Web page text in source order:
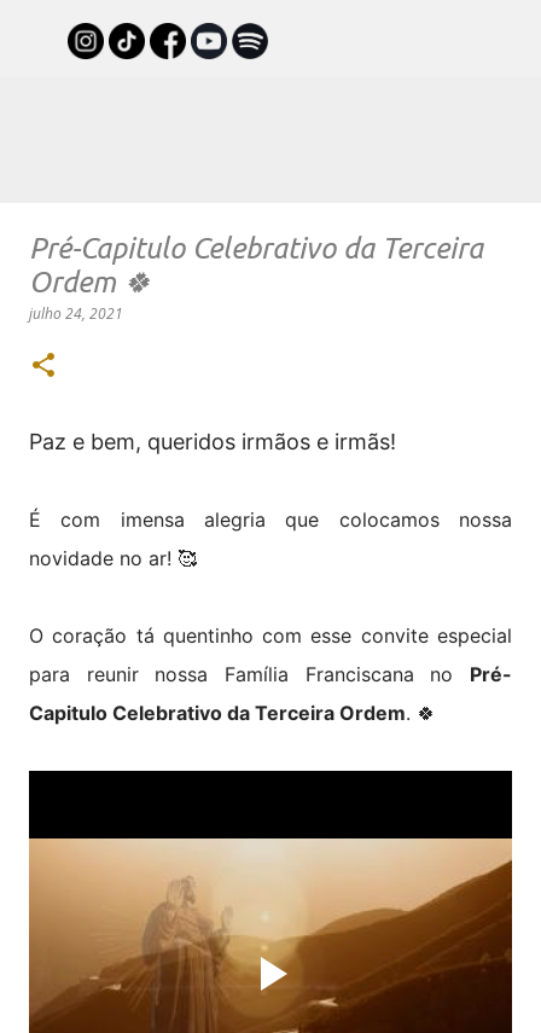
Pular para o conteúdo principal
Pré-Capitulo Celebrativo da Terceira
Ordem 🍀
julho 24, 2021
Paz e bem, queridos irmãos e irmãs!
É com imensa alegria que colocamos nossa
novidade no ar! 🥰
O coração tá quentinho com esse convite especial
para reunir nossa Família Franciscana no Pré-
Capitulo Celebrativo da Terceira Ordem. 🍀